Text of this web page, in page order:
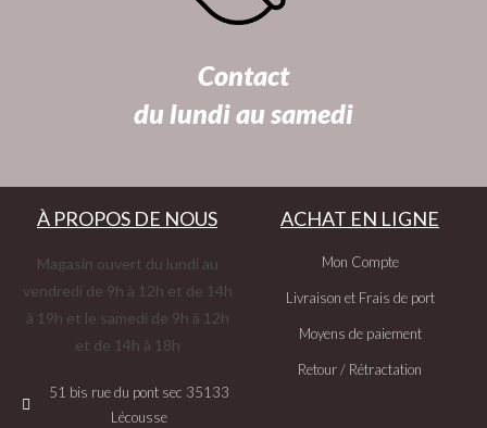
Contact
du lundi au samedi
À PROPOS DE NOUS
Magasin ouvert du lundi au
vendredi de 9h à 12h et de 14h
à 19h et le samedi de 9h à 12h
et de 14h à 18h
51 bis rue du pont sec 35133
Lécousse
ACHAT EN LIGNE
Mon Compte
Livraison et Frais de port
Moyens de paiement
Retour / Rétractation